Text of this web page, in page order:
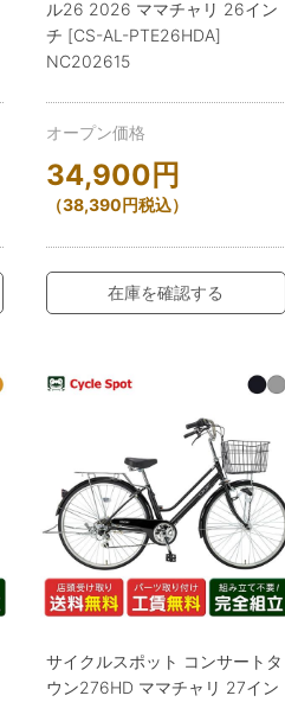
ル26 2026 ママチャリ 26イン
チ [CS-AL-PTE26HDA]
NC202615
オープン価格
34,900 円
（38,390円税込）
在庫を確認する
サイクルスポット コンサートタ
ウン276HD ママチャリ 27イン